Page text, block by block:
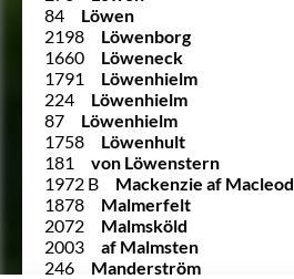
84
Löwen
2198
Löwenborg
1660
Löweneck
1791
Löwenhielm
224
Löwenhielm
87
Löwenhielm
1758
Löwenhult
181
von Löwenstern
1972 B
Mackenzie af Macleod
1878
Malmerfelt
2072
Malmsköld
2003
af Malmsten
246
Manderström